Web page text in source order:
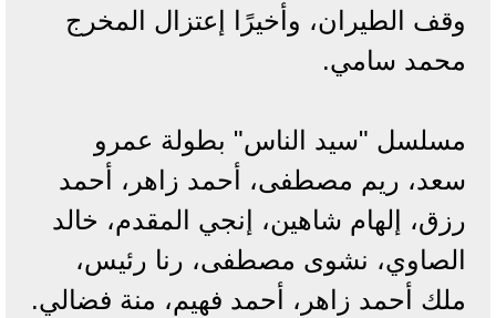
وقف الطيران، وأخيرًا إعتزال المخرج
محمد سامي.
مسلسل "سيد الناس" بطولة عمرو
سعد، ريم مصطفى، أحمد زاهر، أحمد
رزق، إلهام شاهين، إنجي المقدم، خالد
الصاوي، نشوى مصطفى، رنا رئيس،
ملك أحمد زاهر، أحمد فهيم، منة فضالي.